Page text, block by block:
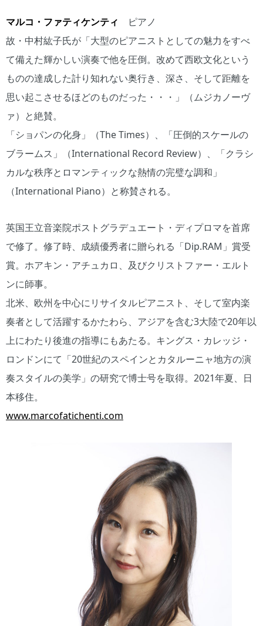
マルコ・ファティケンティ ピアノ
故・中村紘子氏が「大型のピアニストとしての魅力をすべ
て備えた輝かしい演奏で他を圧倒。改めて西欧文化という
ものの達成した計り知れない奥行き、深さ、そして距離を
思い起こさせるほどのものだった・・・」（ムジカノーヴ
ァ）と絶賛。
「ショパンの化身」（The Times）、「圧倒的スケールの
ブラームス」（International Record Review）、「クラシ
カルな秩序とロマンティックな熱情の完璧な調和」
（International Piano）と称賛される。
英国王立音楽院ポストグラデュエート・ディプロマを首席
で修了。修了時、成績優秀者に贈られる「Dip.RAM」賞受
賞。ホアキン・アチュカロ、及びクリストファー・エルト
ンに師事。
北米、欧州を中心にリサイタルピアニスト、そして室内楽
奏者として活躍するかたわら、アジアを含む3大陸で20年以
上にわたり後進の指導にもあたる。キングス・カレッジ・
ロンドンにて「20世紀のスペインとカタルーニャ地方の演
奏スタイルの美学」の研究で博士号を取得。2021年夏、日
本移住。
www.marcofatichenti.com